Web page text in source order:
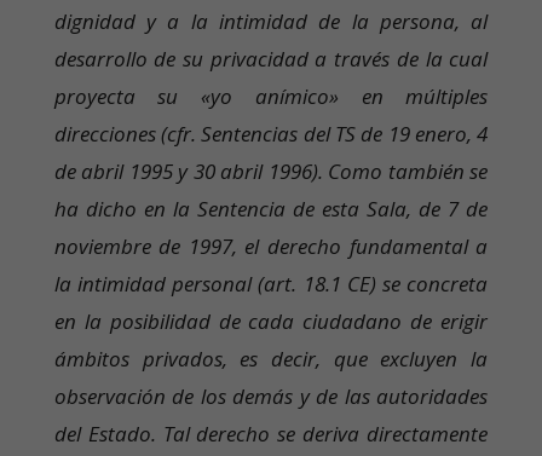
dignidad y a la intimidad de la persona, al
desarrollo de su privacidad a través de la cual
proyecta su «yo anímico» en múltiples
direcciones (cfr. Sentencias del TS de 19 enero, 4
de abril 1995 y 30 abril 1996). Como también se
ha dicho en la Sentencia de esta Sala, de 7 de
noviembre de 1997, el derecho fundamental a
la intimidad personal (art. 18.1 CE) se concreta
en la posibilidad de cada ciudadano de erigir
ámbitos privados, es decir, que excluyen la
observación de los demás y de las autoridades
del Estado. Tal derecho se deriva directamente